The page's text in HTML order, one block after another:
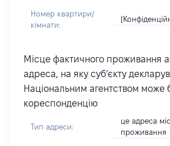
Номер квартири/
кімнати:
Місце фактичного проживання
адреса, на яку суб’єкту
Національним агентством може
кореспонденцію
Тип адреси:
це адреса
проживання